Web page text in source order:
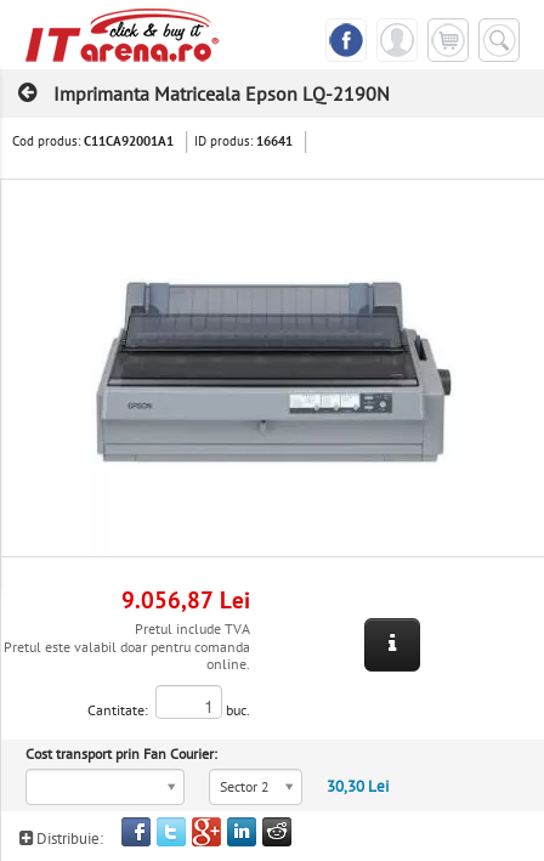
Imprimanta Matriceala Epson LQ-2190N
Cod produs:C11CA92001A1 ID produs: 16641
9.056,87 Lei
Pretul include TVA
Pretul este valabil doar pentru comanda
online.
Cantitate: buc.
Cost transport prin Fan Courier:
Sector 2
30,30 Lei
Distribuie: